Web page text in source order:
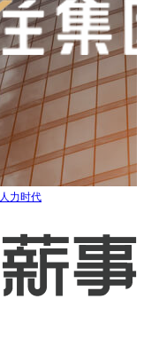
力时代